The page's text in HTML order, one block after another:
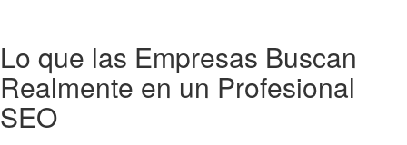
Lo que las Empresas Buscan
Realmente en un Profesional
SEO